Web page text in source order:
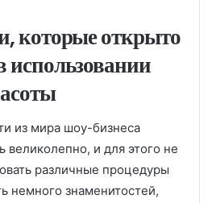
которые открыто
использовании
из мира шоу-бизнеса
великолепно, и для этого не
различные процедуры
немного знаменитостей,